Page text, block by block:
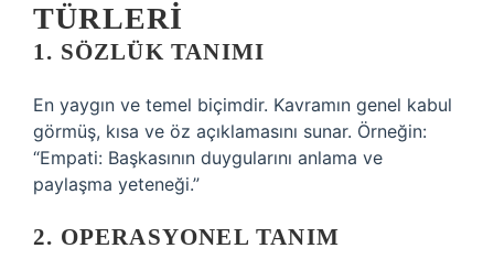
TÜRLERI
1. SÖZLÜK TANIMI
En yaygın ve temel biçimdir. Kavramın genel kabul
görmüş, kısa ve öz açıklamasını sunar. Örneğin:
“Empati: Başkasının duygularını anlama ve
paylaşma yeteneği.”
2. OPERASYONEL TANIM